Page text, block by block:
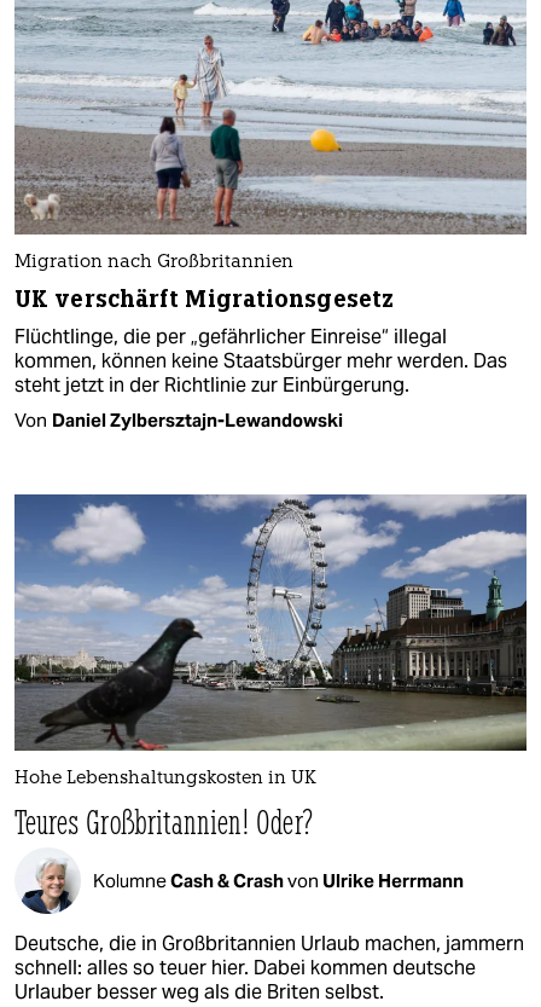
Migration nach Großbritannien
UK verschärft Migrationsgesetz
Flüchtlinge, die per „gefährlicher Einreise“ illegal
kommen, können keine Staatsbürger mehr werden. Das
steht jetzt in der Richtlinie zur Einbürgerung.
Von Daniel Zylbersztajn-Lewandowski
Hohe Lebenshaltungskosten in UK
Teures Großbritannien! Oder?
KolumneCash & Crashvon Ulrike Herrmann
Deutsche, die in Großbritannien Urlaub machen, jammern
schnell: alles so teuer hier. Dabei kommen deutsche
Urlauber besser weg als die Briten selbst.